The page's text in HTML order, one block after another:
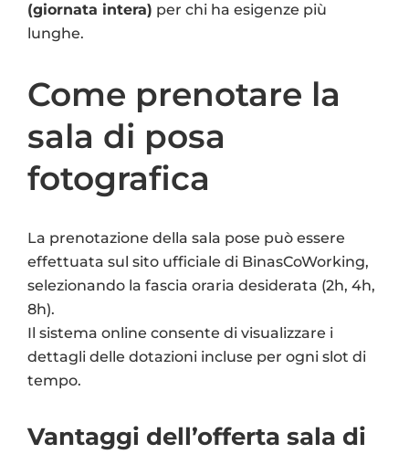
(giornata intera) per chi ha esigenze più
lunghe.
Come prenotare la
sala di posa
fotografica
La prenotazione della sala pose può essere
effettuata sul sito ufficiale di BinasCoWorking,
selezionando la fascia oraria desiderata (2h, 4h,
8h).
Il sistema online consente di visualizzare i
dettagli delle dotazioni incluse per ogni slot di
tempo.
Vantaggi dell’offerta sala di